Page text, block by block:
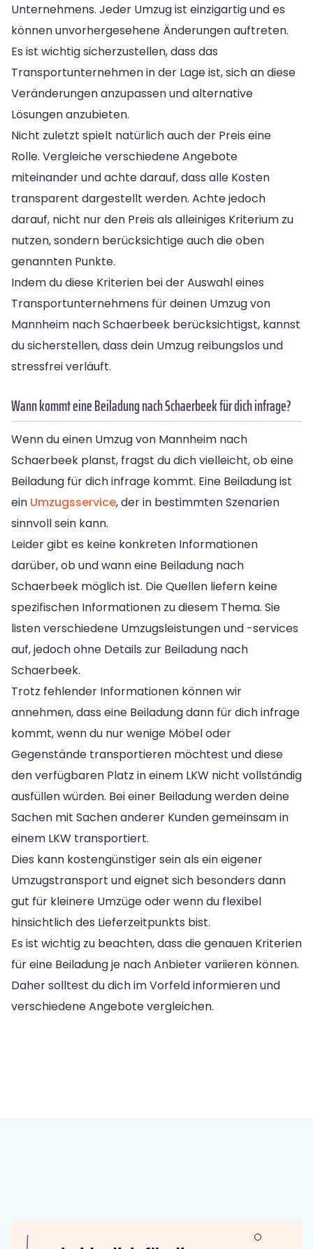
Unternehmens. Jeder Umzug ist einzigartig und es
können unvorhergesehene Änderungen auftreten.
Es ist wichtig sicherzustellen, dass das
Transportunternehmen in der Lage ist, sich an diese
Veränderungen anzupassen und alternative
Lösungen anzubieten.
Nicht zuletzt spielt natürlich auch der Preis eine
Rolle. Vergleiche verschiedene Angebote
miteinander und achte darauf, dass alle Kosten
transparent dargestellt werden. Achte jedoch
darauf, nicht nur den Preis als alleiniges Kriterium zu
nutzen, sondern berücksichtige auch die oben
genannten Punkte.
Indem du diese Kriterien bei der Auswahl eines
Transportunternehmens für deinen Umzug von
Mannheim nach Schaerbeek berücksichtigst, kannst
du sicherstellen, dass dein Umzug reibungslos und
stressfrei verläuft.
Wann kommt eine Beiladung nach Schaerbeek für dich infrage?
Wenn du einen Umzug von Mannheim nach
Schaerbeek planst, fragst du dich vielleicht, ob eine
Beiladung für dich infrage kommt. Eine Beiladung ist
ein Umzugsservice, der in bestimmten Szenarien
sinnvoll sein kann.
Leider gibt es keine konkreten Informationen
darüber, ob und wann eine Beiladung nach
Schaerbeek möglich ist. Die Quellen liefern keine
spezifischen Informationen zu diesem Thema. Sie
listen verschiedene Umzugsleistungen und -services
auf, jedoch ohne Details zur Beiladung nach
Schaerbeek.
Trotz fehlender Informationen können wir
annehmen, dass eine Beiladung dann für dich infrage
kommt, wenn du nur wenige Möbel oder
Gegenstände transportieren möchtest und diese
den verfügbaren Platz in einem LKW nicht vollständig
ausfüllen würden. Bei einer Beiladung werden deine
Sachen mit Sachen anderer Kunden gemeinsam in
einem LKW transportiert.
Dies kann kostengünstiger sein als ein eigener
Umzugstransport und eignet sich besonders dann
gut für kleinere Umzüge oder wenn du flexibel
hinsichtlich des Lieferzeitpunkts bist.
Es ist wichtig zu beachten, dass die genauen Kriterien
für eine Beiladung je nach Anbieter variieren können.
Daher solltest du dich im Vorfeld informieren und
verschiedene Angebote vergleichen.